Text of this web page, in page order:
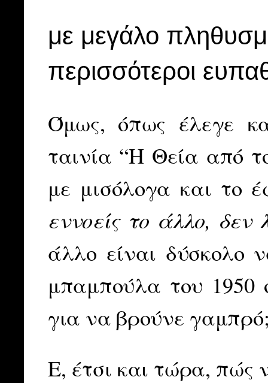
με μεγάλο
περισσότεροι
Όμως, όπως έλεγε
ταινία “Η Θεία από
με μισόλογα και το
εννοείς το άλλο, δεν
άλλο είναι δύσκολο
μπαμπούλα του 1950
για να βρούνε
Ε, έτσι και τώρα, πώς